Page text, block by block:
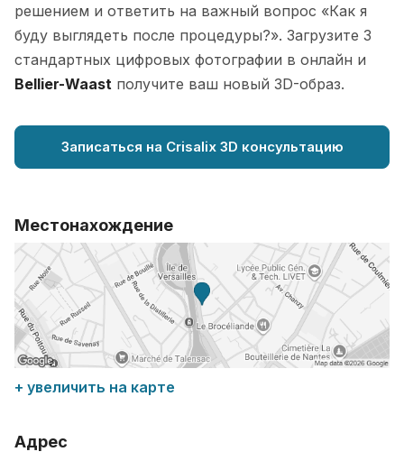
решением и ответить на важный вопрос «Как я
буду выглядеть после процедуры?». Загрузите 3
стандартных цифровых фотографии в онлайн и
Bellier-Waast получите ваш новый 3D-образ.
Записаться на Crisalix 3D консультацию
Местонахождение
+ увеличить на карте
Адрес